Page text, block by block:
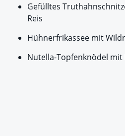
Gefülltes
Reis
Hühnerfrikassee mit
Nutella-Topfenknödel